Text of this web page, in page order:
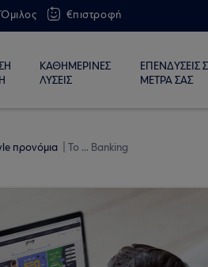
Όμιλος €πιστροφή
ΚΑΘΗΜΕΡΙΝΕΣ
ΛΥΣΕΙΣ
ΕΠΕΝΔΥΣΕΙΣ
ΜΕΤΡΑ ΣΑΣ
προνόμια Το ... Banking